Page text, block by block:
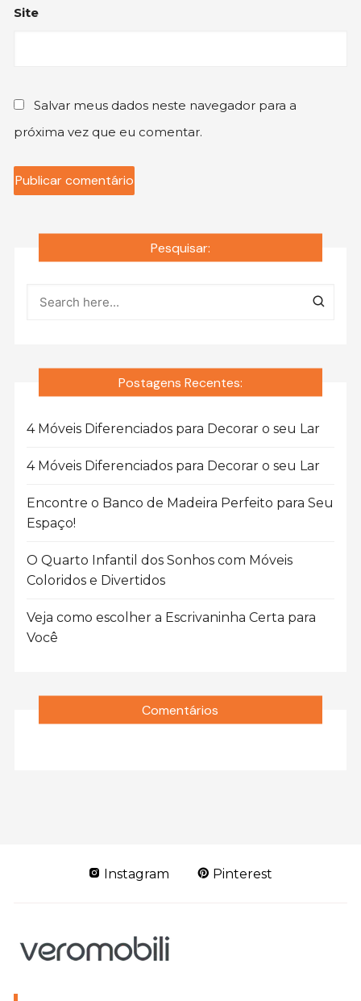
Site
Salvar meus dados neste navegador para a
próxima vez que eu comentar.
Pesquisar:
Postagens Recentes:
4 Móveis Diferenciados para Decorar o seu Lar
4 Móveis Diferenciados para Decorar o seu Lar
Encontre o Banco de Madeira Perfeito para Seu
Espaço!
O Quarto Infantil dos Sonhos com Móveis
Coloridos e Divertidos
Veja como escolher a Escrivaninha Certa para
Você
Comentários
Instagram Pinterest